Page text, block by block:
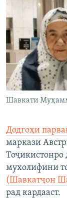
Шавкати
Додгоҳи
маркази
Тоҷикистонро
мухолифини
(Шавкатҷон
рад кардааст.